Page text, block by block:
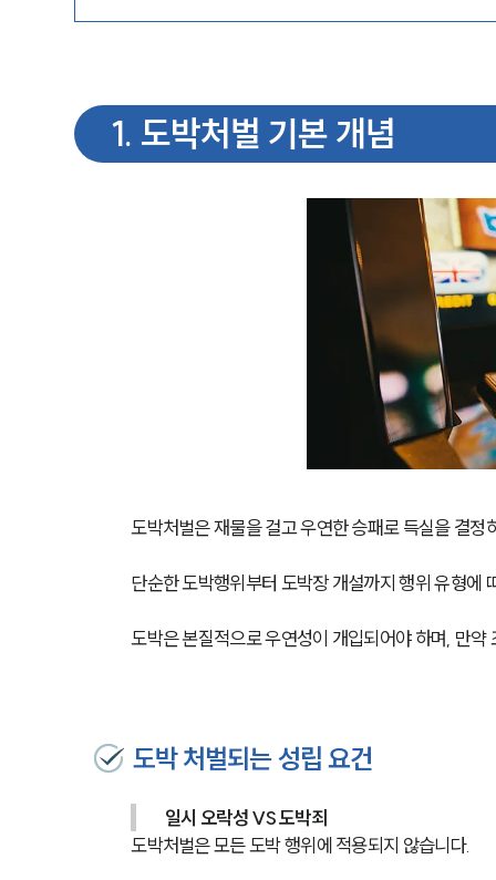
1. 도박처벌 기본 개념
도박처벌은 재물을 걸고 우연한 승패로 득실을 결정
단순한 도박행위부터 도박장 개설까지 행위 유형에
도박은 본질적으로 우연성이 개입되어야 하며, 만
도박 처벌되는 성립 요건
일시 오락성 VS 도박죄
도박처벌은 모든 도박 행위에 적용되지 않습니다.